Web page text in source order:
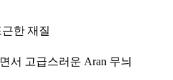
한 재질
서 고급스러운 Aran 무늬